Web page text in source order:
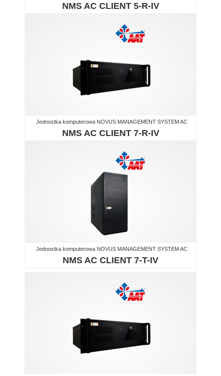
NMS AC CLIENT 5-R-IV
Jednostka komputerowa NOVUS MANAGEMENT SYSTEM AC
NMS AC CLIENT 7-R-IV
Jednostka komputerowa NOVUS MANAGEMENT SYSTEM AC
NMS AC CLIENT 7-T-IV